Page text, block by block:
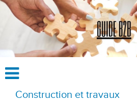
Construction et travaux